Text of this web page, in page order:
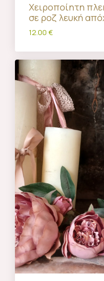
Χειροποίητη
σε ροζ λευκή
12.00 €